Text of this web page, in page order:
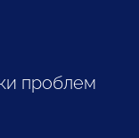
проблем